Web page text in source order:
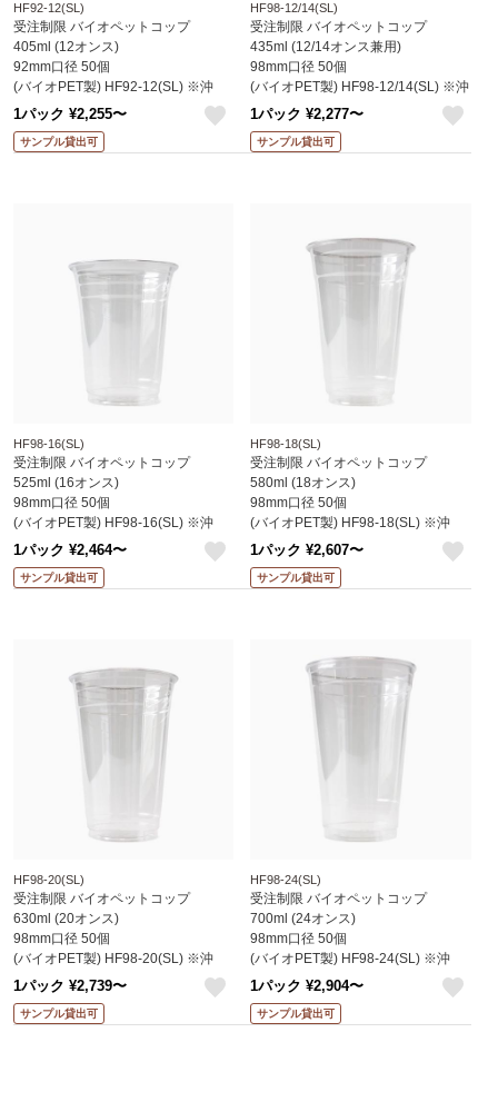
HF92-12(SL)
受注制限 バイオペットコップ
405ml (12オンス)
92mm口径 50個
(バイオPET製) HF92-12(SL) ※沖
縄・離島 送料別途 (赤松化成)
1パック ¥2,255〜
サンプル貸出可
HF98-12/14(SL)
受注制限 バイオペットコップ
435ml (12/14オンス兼用)
98mm口径 50個
(バイオPET製) HF98-12/14(SL) ※沖
縄・離島 送料別途 (赤松化成)
1パック ¥2,277〜
サンプル貸出可
HF98-16(SL)
受注制限 バイオペットコップ
525ml (16オンス)
98mm口径 50個
(バイオPET製) HF98-16(SL) ※沖
縄・離島 送料別途 (赤松化成)
1パック ¥2,464〜
サンプル貸出可
HF98-18(SL)
受注制限 バイオペットコップ
580ml (18オンス)
98mm口径 50個
(バイオPET製) HF98-18(SL) ※沖
縄・離島 送料別途 (赤松化成)
1パック ¥2,607〜
サンプル貸出可
HF98-20(SL)
受注制限 バイオペットコップ
630ml (20オンス)
98mm口径 50個
(バイオPET製) HF98-20(SL) ※沖
縄・離島 送料別途 (赤松化成)
1パック ¥2,739〜
サンプル貸出可
HF98-24(SL)
受注制限 バイオペットコップ
700ml (24オンス)
98mm口径 50個
(バイオPET製) HF98-24(SL) ※沖
縄・離島 送料別途 (赤松化成)
1パック ¥2,904〜
サンプル貸出可